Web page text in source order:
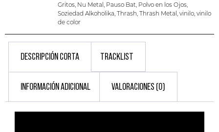
Gritos Nu Metal Pauso Bat Polvo en los Ojos
Soziedad Alkoholika Thrash Thrash Metal vinilo vinilo
de color
DESCRIPCIÓN CORTA TRACKLIST
INFORMACIÓN ADICIONAL VALORACIONES (0)